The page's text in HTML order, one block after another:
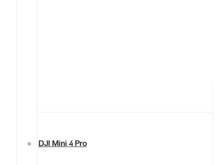
DJI Mini 4 Pro